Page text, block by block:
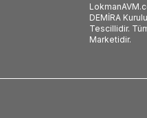
DEMİRA
Tescillidir.
Marketidir.